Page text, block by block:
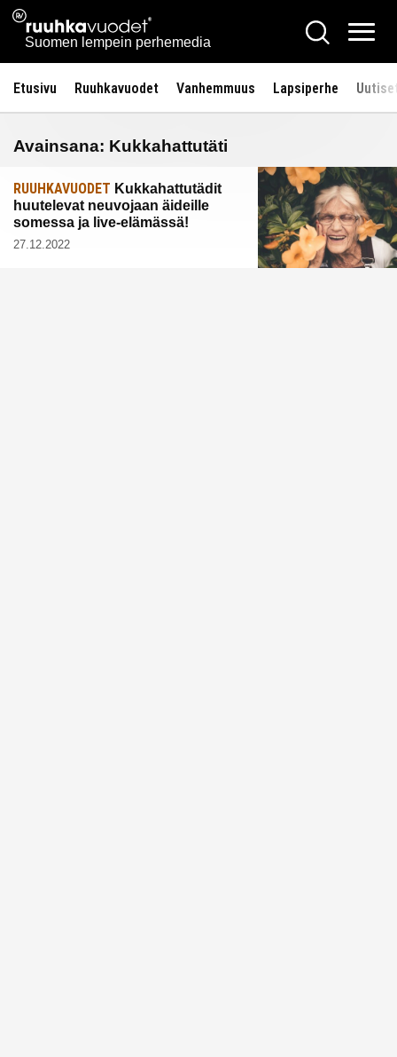
Siirry
sisältöön
Ruuhkavuodet.fi
Suomen lempein perhemedia
Hae
Etusivu Ruuhkavuodet Vanhemmuus Lapsiperhe
Avainsana: Kukkahattutäti
RUUHKAVUODET Kukkahattutädit
huutelevat neuvojaan äideille
somessa ja live-elämässä!
27.12.2022